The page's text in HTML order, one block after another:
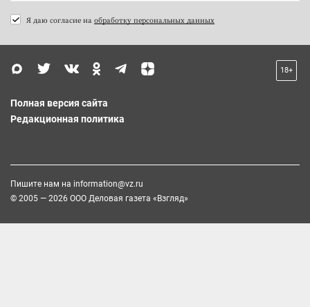
Я даю согласие на обработку персональных данных
18+
Полная версия сайта
Редакционная политика
Пишите нам на information@vz.ru
© 2005 — 2026 ООО Деловая газета «Взгляд»